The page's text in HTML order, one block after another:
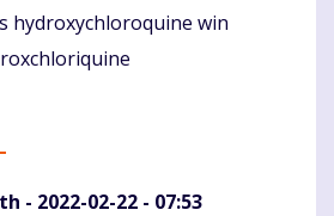
hydroxychloroquine win
- 2022-02-22 - 07:53